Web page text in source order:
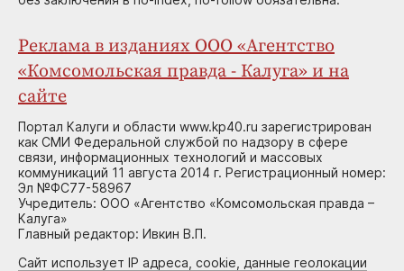
Реклама в изданиях ООО «Агентство
«Комсомольская правда - Калуга» и на
сайте
Портал Калуги и области www.kp40.ru зарегистрирован
как СМИ Федеральной службой по надзору в сфере
связи, информационных технологий и массовых
коммуникаций 11 августа 2014 г. Регистрационный номер:
Эл №ФС77-58967
Учредитель: ООО «Агентство «Комсомольская правда –
Калуга»
Главный редактор: Ивкин В.П.
Сайт использует IP адреса, cookie, данные геолокации